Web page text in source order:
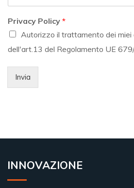
Privacy Policy *
Autorizzo il trattamento dei miei
dell'art.13 del Regolamento UE
Invia
INNOVAZIONE